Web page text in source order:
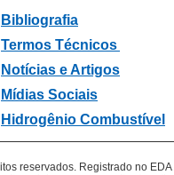
Bibliografia
Termos Técnicos
Notícias e Artigos
Mídias Sociais
Hidrogênio Combustível
reservados. Registrado no